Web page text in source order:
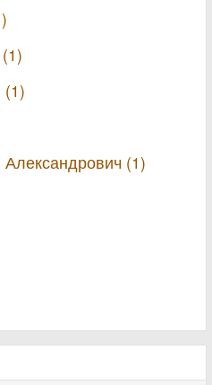
(1)
(1)